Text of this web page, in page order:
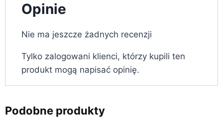
Opinie
Nie ma jeszcze żadnych recenzji
Tylko zalogowani klienci, którzy kupili ten
produkt mogą napisać opinię.
Podobne produkty